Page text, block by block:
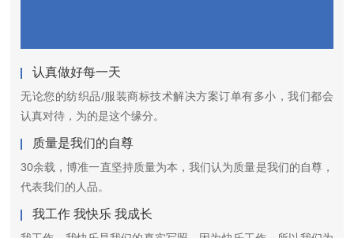
认真做好每一天
无论您的纺织品/服装商标技术解决方案订单有多小，我们都会
认真对待，为的是这个缘分。
质量是我们的自尊
30余载，博准一直坚持质量为本，我们认为质量是我们的自尊，
代表我们的人品。
我工作 我快乐 我成长